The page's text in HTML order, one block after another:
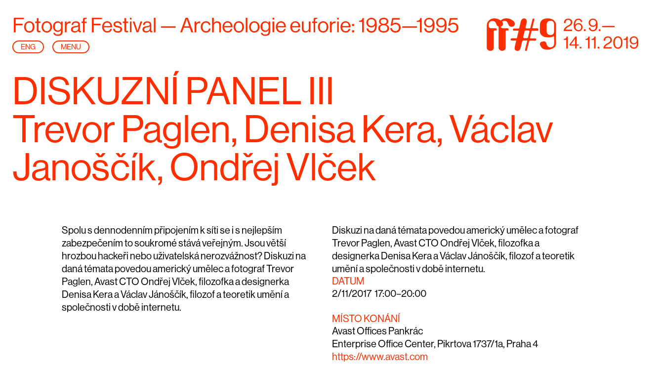
ENG MENU
DISKUZNÍ PANEL III
Trevor Paglen, Denisa Kera, Václav
Janoščík, Ondřej Vlček
Spolu s dennodenním připojením k síti se i s nejlepším
zabezpečením to soukromé stává veřejným. Jsou větší
hrozbou hackeři nebo uživatelská nerozvážnost? Diskuzi na
daná témata povedou americký umělec a fotograf Trevor
Paglen, Avast CTO Ondřej Vlček, filozofka a designerka
Denisa Kera a Václav Jánoščík, filozof a teoretik umění a
společnosti v době internetu.
Diskuzi na daná témata povedou americký umělec a fotograf
Trevor Paglen, Avast CTO Ondřej Vlček, filozofka a
designerka Denisa Kera a Václav Jánoščík, filozof a teoretik
umění a společnosti v době internetu.
DATUM
2/11/2017 17:00–20:00
MÍSTO KONÁNÍ
Avast Offices Pankrác
Enterprise Office Center, Pikrtova 1737/1a, Praha 4
https://www.avast.com